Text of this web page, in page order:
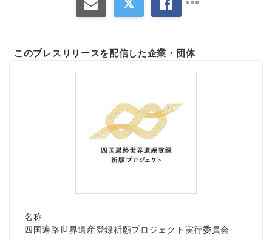
このプレスリリースを配信した企業・団体
名称
四国遍路世界遺産登録祈願プロジェクト実行委員会